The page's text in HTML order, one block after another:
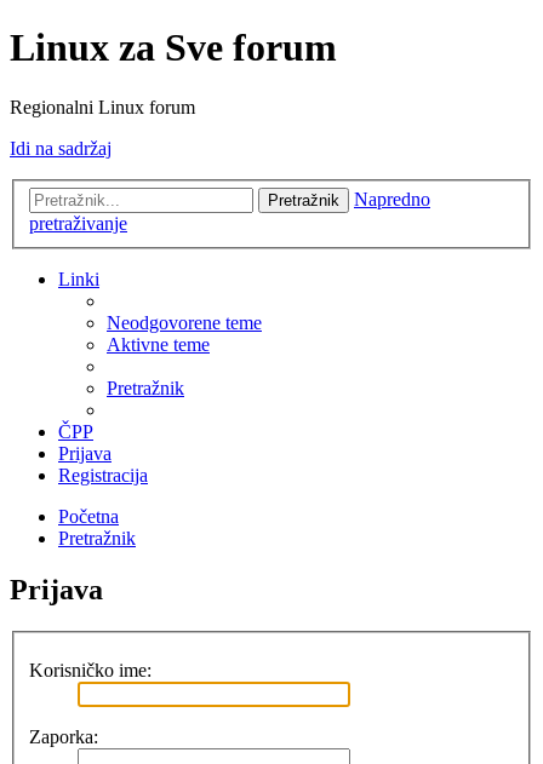
Linux za Sve forum
Regionalni Linux forum
Idi na sadržaj
Pretražnik
Napredno
pretraživanje
Linki
Neodgovorene teme
Aktivne teme
Pretražnik
ČPP
Prijava
Registracija
Početna
Pretražnik
Prijava
Korisničko ime:
Zaporka: